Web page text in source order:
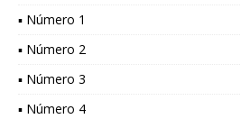
▪ Número 1
▪ Número 2
▪ Número 3
▪ Número 4